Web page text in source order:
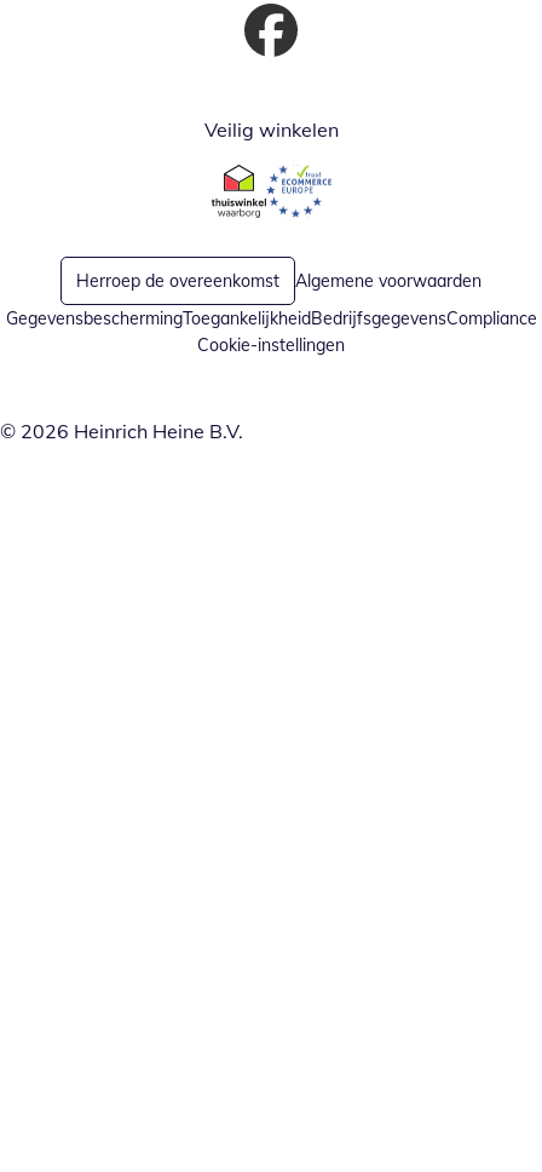
Opent in nieuw venster
Veilig winkelen
Opent in nieuw venster
Opent in nieuw venster
Herroep de overeenkomst
Algemene voorwaarden
GegevensbeschermingToegankelijkheidBedrijfsgegevensCompliance
Cookie-instellingen
© 2026 Heinrich Heine B.V.